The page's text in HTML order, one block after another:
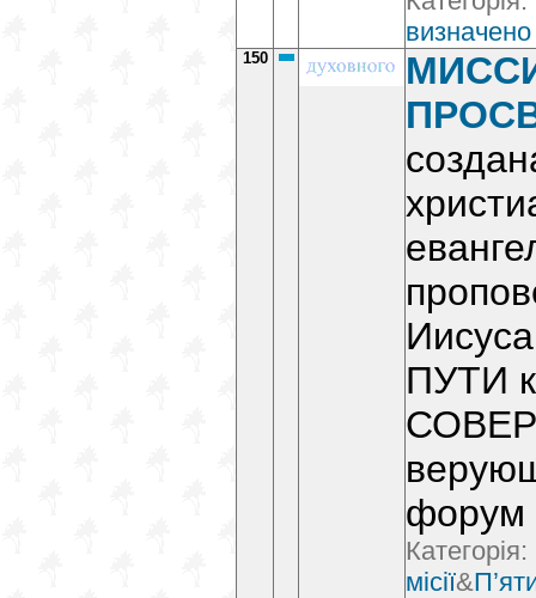
визначено
150
ПУТИ
форум
Категорія:
місії&